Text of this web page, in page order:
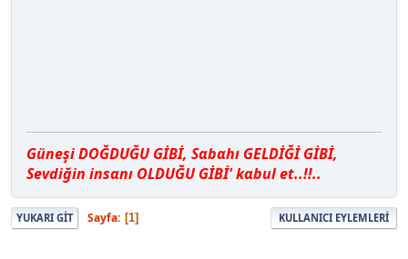
Güneşi DOĞDUĞU GİBİ, Sαbαhı GELDİĞİ GİBİ,
Sevdiğin insαnı OLDUĞU GİBİ' kαbul et..!!..
YUKARI GIT Sayfa 1 KULLANICI EYLEMLERI